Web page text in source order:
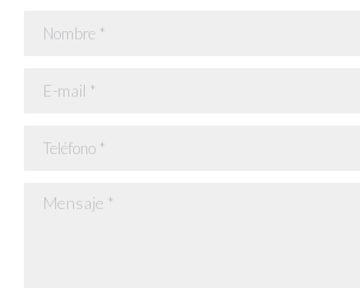
Nombre *
E-mail *
Teléfono *
Mensaje *